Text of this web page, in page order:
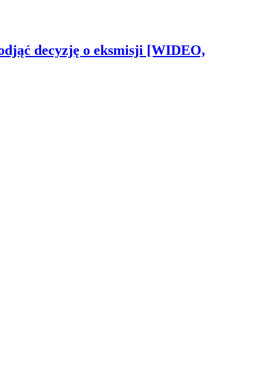
decyzję o eksmisji [WIDEO,